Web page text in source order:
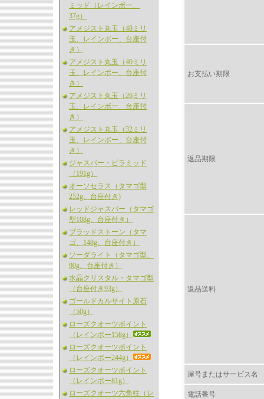
ミッド（レインボー、
37g）
アメジスト丸玉（48ミリ
玉、レインボー、台座付
き）
アメジスト丸玉（40ミリ
玉、レインボー、台座付
き）
アメジスト丸玉（26ミリ
玉、レインボー、台座付
き）
アメジスト丸玉（32ミリ
玉、レインボー、台座付
き）
ジャスパー・ピラミッド
（191g）
オーソセラス（タマゴ型
252g、台座付き)
レッドジャスパー（タマゴ
型108g、台座付き）
ブラッドストーン（タマ
ゴ、148g、台座付き）
ソーダライト（タマゴ型、
90g、台座付き）
水晶クリスタル・タマゴ型
（台座付き93g）
ゴールドカルサイト原石
（50g）
ローズクオーツポイント
（レインボー158g）
ローズクオーツポイント
（レインボー244g）
ローズクオーツポイント
（レインボー81g）
ローズクオーツ六角柱（レ
お支払い期限
返品期限
返品送料
屋号またはサービス名
電話番号